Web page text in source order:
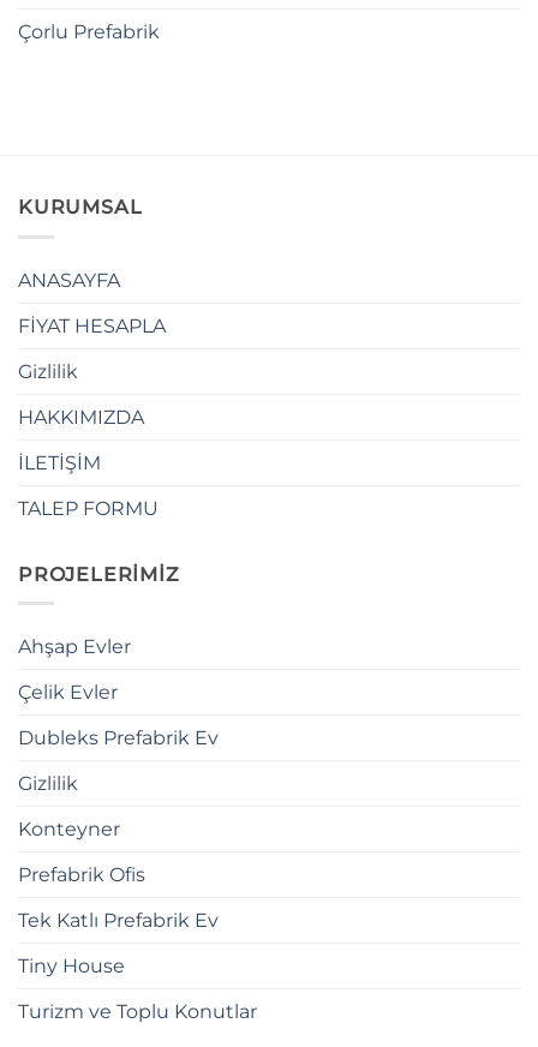
Çorlu Prefabrik
KURUMSAL
ANASAYFA
FİYAT HESAPLA
Gizlilik
HAKKIMIZDA
İLETİŞİM
TALEP FORMU
PROJELERİMİZ
Ahşap Evler
Çelik Evler
Dubleks Prefabrik Ev
Gizlilik
Konteyner
Prefabrik Ofis
Tek Katlı Prefabrik Ev
Tiny House
Turizm ve Toplu Konutlar